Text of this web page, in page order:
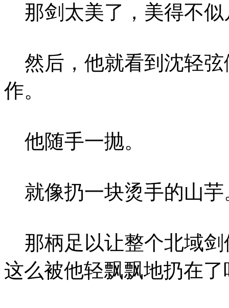
那剑太美了，美得不似
然后，他就看到沈轻弦
作。
他随手一抛。
就像扔一块烫手的山芋
那柄足以让整个北域剑
这么被他轻飘飘地扔在